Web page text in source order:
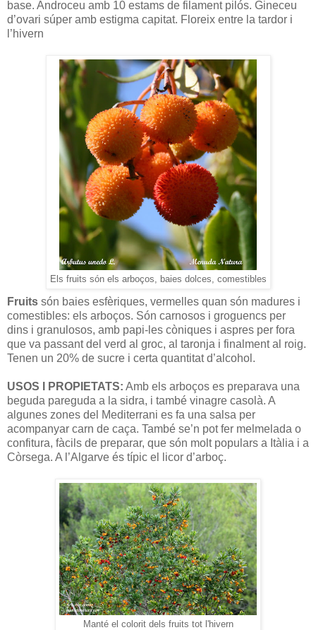
base. Androceu amb 10 estams de filament pilós. Gineceu
d’ovari súper amb estigma capitat. Floreix entre la tardor i
l’hivern
Els fruits són els arboços, baies dolces, comestibles
Fruits són baies esfèriques, vermelles quan són madures i
comestibles: els arboços. Són carnosos i groguencs per
dins i granulosos, amb papi-les còniques i aspres per fora
que va passant del verd al groc, al taronja i finalment al roig.
Tenen un 20% de sucre i certa quantitat d’alcohol.
USOS I PROPIETATS: Amb els arboços es preparava una
beguda pareguda a la sidra, i també vinagre casolà. A
algunes zones del Mediterrani es fa una salsa per
acompanyar carn de caça. També se’n pot fer melmelada o
confitura, fàcils de preparar, que són molt populars a Itàlia i a
Còrsega. A l’Algarve és típic el licor d’arboç.
Manté el colorit dels fruits tot l'hivern